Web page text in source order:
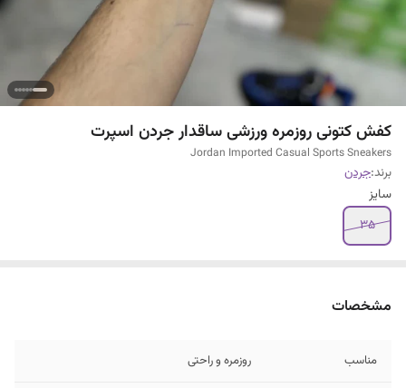
کفش کتونی روزمره ورزشی ساقدار جردن اسپرت
Jordan Imported Casual Sports Sneakers
برند:جردن
سایز
۳۵
مشخصات
مناسب روزمره و راحتی